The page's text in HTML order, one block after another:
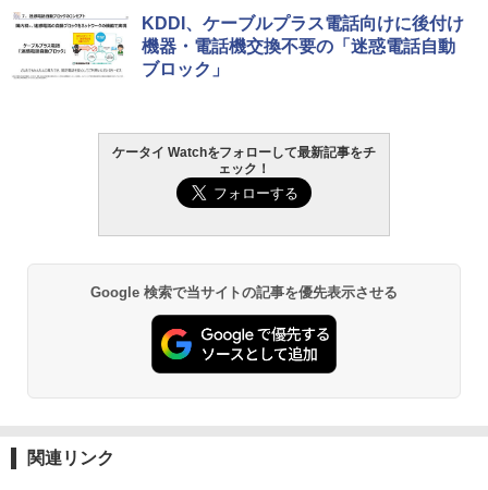
KDDI、ケーブルプラス電話向けに後付け
機器・電話機交換不要の「迷惑電話自動
ブロック」
ケータイ Watchをフォローして最新記事をチ
ェック！
Google 検索で当サイトの記事を優先表示させる
関連リンク